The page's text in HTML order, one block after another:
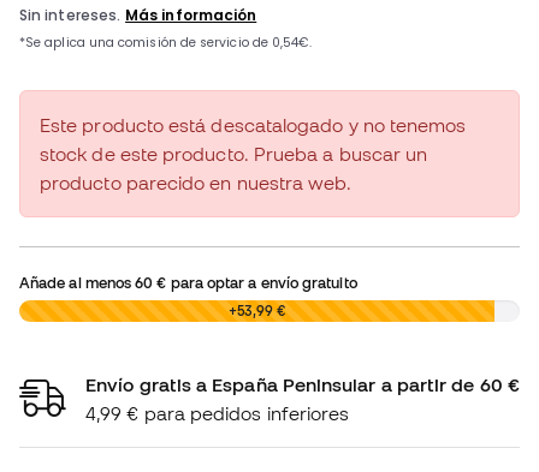
Este producto está descatalogado y no tenemos
stock de este producto. Prueba a buscar un
producto parecido en nuestra web.
Añade al menos60 € para optar a envío gratuito
0,00 € +53,99 €
Envío gratis a España Peninsular a partir de 60 €
4,99 € para pedidos inferiores